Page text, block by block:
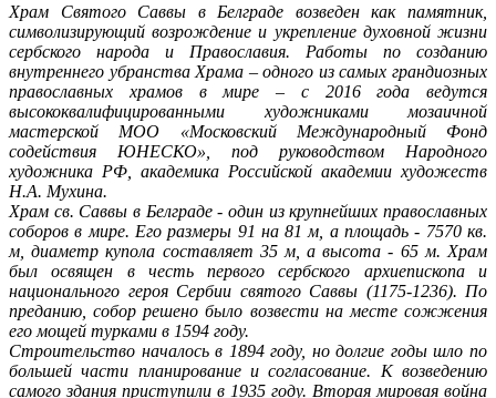
Храм Святого Саввы в Белграде возведен как памятник,
символизирующий возрождение и укрепление духовной жизни
сербского народа и Православия. Работы по созданию
внутреннего убранства Храма – одного из самых грандиозных
православных храмов в мире – с 2016 года ведутся
высококвалифицированными художниками мозаичной
мастерской МОО «Московский Международный Фонд
содействия ЮНЕСКО», под руководством Народного
художника РФ, академика Российской академии художеств
Н.А. Мухина.
Храм св. Саввы в Белграде - один из крупнейших православных
соборов в мире. Его размеры 91 на 81 м, а площадь - 7570 кв.
м, диаметр купола составляет 35 м, а высота - 65 м. Храм
был освящен в честь первого сербского архиепископа и
национального героя Сербии святого Саввы (1175-1236). По
преданию, собор решено было возвести на месте сожжения
его мощей турками в 1594 году.
Строительство началось в 1894 году, но долгие годы шло по
большей части планирование и согласование. К возведению
самого здания приступили в 1935 году. Вторая мировая война